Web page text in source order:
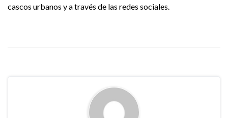
cascos urbanos y a través de las redes sociales.